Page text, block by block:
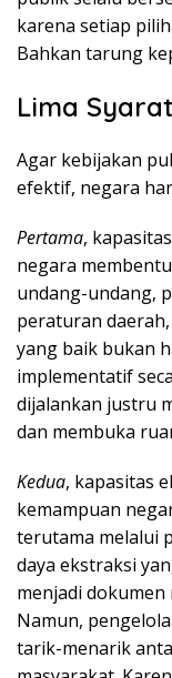
karena setiap
Bahkan tarung
Lima
Agar kebijakan
efektif, negara
Pertama,
negara
undang-undang,
peraturan
yang baik bukan
implementatif
dijalankan justru
dan membuka
Kedua, kapasitas
kemampuan
terutama melalui
daya ekstraksi
menjadi
Namun,
tarik-menarik